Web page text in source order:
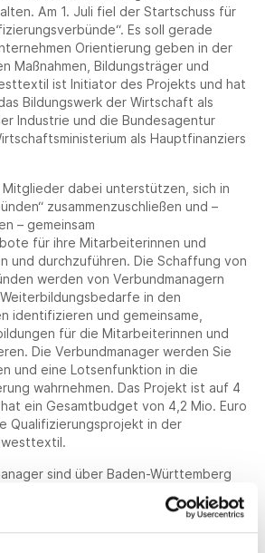
Am 1. Juli fiel der Startschuss für
Es soll gerade
Orientierung geben in der
Maßnahmen, Bildungsträger und
ist Initiator des Projekts und hat
Bildungswerk der Wirtschaft als
Industrie und die Bundesagentur
als Hauptfinanziers
dabei unterstützen, sich in
zusammenzuschließen und –
– gemeinsam
für ihre Mitarbeiterinnen und
und durchzuführen. Die Schaffung von
werden von Verbundmanagern
in den
identifizieren und gemeinsame,
für die Mitarbeiterinnen und
Die Verbundmanager werden Sie
und eine Lotsenfunktion in die
wahrnehmen. Das Projekt ist auf 4
ein Gesamtbudget von 4,2 Mio. Euro
Qualifizierungsprojekt in der
sind über Baden-Württemberg
der Textil- und